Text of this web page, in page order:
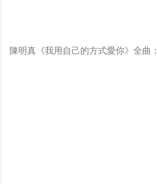
陳明真《我用自己的方式愛你》全曲：